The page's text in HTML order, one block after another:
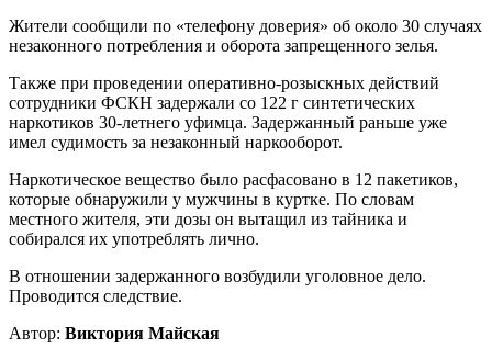
Жители сообщили по «телефону доверия» об около 30 случаях
незаконного потребления и оборота запрещенного зелья.
Также при проведении оперативно-розыскных действий
сотрудники ФСКН задержали со 122 г синтетических
наркотиков 30-летнего уфимца. Задержанный раньше уже
имел судимость за незаконный наркооборот.
Наркотическое вещество было расфасовано в 12 пакетиков,
которые обнаружили у мужчины в куртке. По словам
местного жителя, эти дозы он вытащил из тайника и
собирался их употреблять лично.
В отношении задержанного возбудили уголовное дело.
Проводится следствие.
Автор: Виктория Майская